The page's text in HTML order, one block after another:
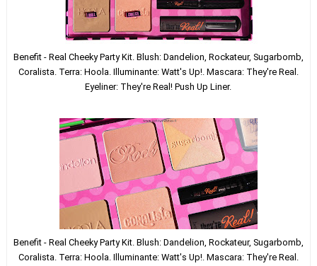
Benefit - Real Cheeky Party Kit. Blush: Dandelion, Rockateur, Sugarbomb,
Coralista. Terra: Hoola. Illuminante: Watt's Up!. Mascara: They're Real.
Eyeliner: They're Real! Push Up Liner.
Benefit - Real Cheeky Party Kit. Blush: Dandelion, Rockateur, Sugarbomb,
Coralista. Terra: Hoola. Illuminante: Watt's Up!. Mascara: They're Real.